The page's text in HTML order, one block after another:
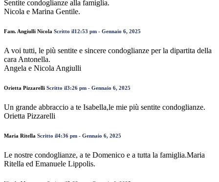
Sentite condoglianze alla famiglia.
Nicola e Marina Gentile.
Fam. Angiulli Nicola Scritto il12:53 pm - Gennaio 6, 2025
A voi tutti, le più sentite e sincere condoglianze per la dipartita della
cara Antonella.
Angela e Nicola Angiulli
Orietta Pizzarelli Scritto il3:26 pm - Gennaio 6, 2025
Un grande abbraccio a te Isabella,le mie più sentite condoglianze.
Orietta Pizzarelli
Maria Ritella Scritto il4:36 pm - Gennaio 6, 2025
Le nostre condoglianze, a te Domenico e a tutta la famiglia.Maria
Ritella ed Emanuele Lippolis.